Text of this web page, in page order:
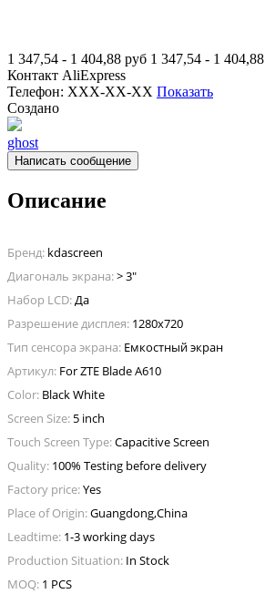
1 347,54 - 1 404,88 руб 1 347,54 - 1 404,88
Контакт AliExpress
Телефон: XXX-XX-XX Показать
Создано
ghost
Написать сообщение
Описание
Бренд: kdascreen
Диагональ экрана:> 3"
Набор LCD:Да
Разрешение дисплея: 1280x720
Тип сенсора экрана: Емкостный экран
Артикул: For ZTE Blade A610
Color: Black White
Screen Size: 5 inch
Touch Screen Type:Capacitive Screen
Quality: 100% Testing before delivery
Factory price:Yes
Place of Origin:Guangdong,China
Leadtime: 1-3 working days
Production Situation: In Stock
MOQ: 1 PCS